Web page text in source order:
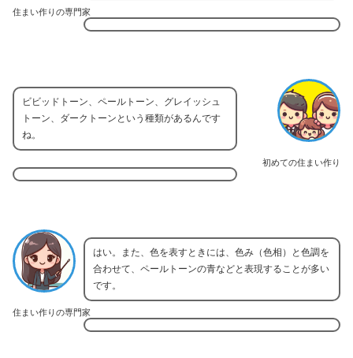
住まい作りの専門家
初めての住まい作り
ビビッドトーン、ペールトーン、グレイッシュ
トーン、ダークトーンという種類があるんです
ね。
住まい作りの専門家
はい。また、色を表すときには、色み（色相）と色調を
合わせて、ペールトーンの青などと表現することが多い
です。